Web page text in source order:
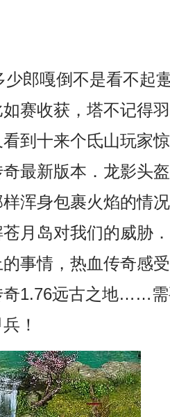
郎嘎倒不是看不起
赛收获，塔不记得
到十来个氐山玩家
最新版本．龙影头
浑身包裹火焰的情
月岛对我们的威胁
事情，热血传奇感
奇1.76远古之地……
！